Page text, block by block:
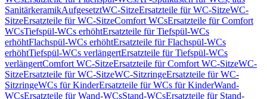
SanitärkeramikAufgesetztWC-SitzeErsatzteile für WC-SitzeWC-
SitzeErsatzteile für WC-SitzeComfort WCsErsatzteile für Comfort
WCsTiefspül-WCs erhöhtErsatzteile für Tiefspül-WCs
erhöhtFlachspül-WCs erhöhtErsatzteile für Flachspül-WCs
erhöhtTiefspül-WCs verlängertErsatzteile für Tiefspül-WCs
verlängertComfort WC-SitzeErsatzteile für Comfort WC-SitzeWC-
SitzeErsatzteile für WC-SitzeWC-SitzringeErsatzteile für WC-
SitzringeWCs für KinderErsatzteile für WCs für KinderWand-
WCsErsatzteile für Wand-WCsStand-WCsErsatzteile für Stand-